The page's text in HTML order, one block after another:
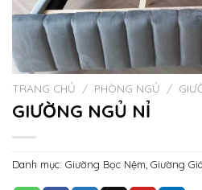
TRANG CHỦ / PHÒNG NGỦ /
GIƯỜNG NGỦ NỈ
Danh mục: Giường Bọc Nệm, Giường